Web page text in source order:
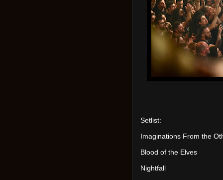
Setlist:
Imaginations From the
Blood of the Elves
Nightfall